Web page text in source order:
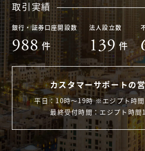
取引実績
銀行・証券口座開設数
988 件
法人設立数
139 件
カスタマーサポートの
平日：10時〜19時 ※エジプト時
最終受付時間：エジプト時間